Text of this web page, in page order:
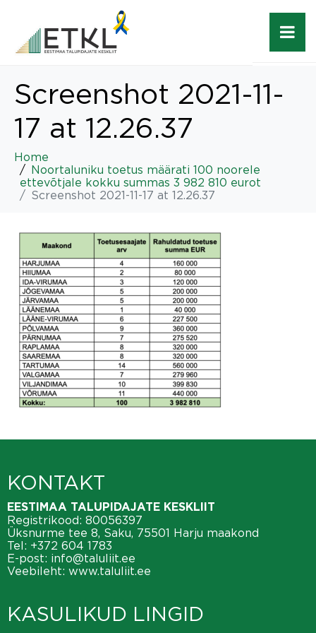
Screenshot 2021-11-
17 at 12.26.37
Home
Noortaluniku toetus määrati 100 noorele
ettevõtjale kokku summas 3 982 810 eurot
Screenshot 2021-11-17 at 12.26.37
KONTAKT
EESTIMAA TALUPIDAJATE KESKLIIT
Registrikood: 80056397
Üksnurme tee 8, Saku, 75501 Harju maakond
Tel: +372 604 1783
E-post: info@taluliit.ee
Veebileht: www.taluliit.ee
KASULIKUD LINGID